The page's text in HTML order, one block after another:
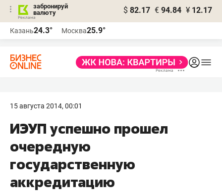
забронируй
валюту
$ 82.17 € 94.84 ¥ 12.17
Казань24.3° Москва25.9°
15 августа 2014, 00:01
ИЭУП успешно прошел
очередную
государственную
аккредитацию